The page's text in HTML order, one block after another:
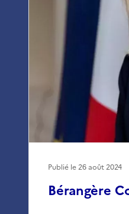
Bérangère
Publié le26 août 2024